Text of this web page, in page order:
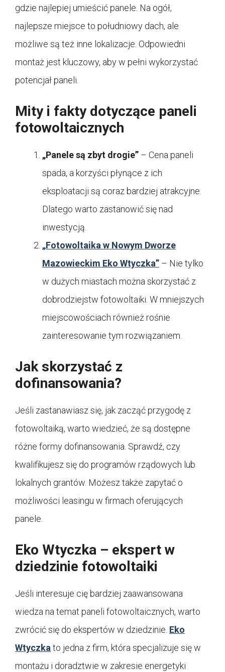
gdzie najlepiej umieścić panele. Na ogół,
najlepsze miejsce to południowy dach, ale
możliwe są też inne lokalizacje. Odpowiedni
montaż jest kluczowy, aby w pełni wykorzystać
potencjał paneli.
Mity i fakty dotyczące paneli
fotowoltaicznych
„Panele są zbyt drogie” – Cena paneli
spada, a korzyści płynące z ich
eksploatacji są coraz bardziej atrakcyjne.
Dlatego warto zastanowić się nad
inwestycją.
„Fotowoltaika w Nowym Dworze
Mazowieckim Eko Wtyczka” – Nie tylko
w dużych miastach można skorzystać z
dobrodziejstw fotowoltaiki. W mniejszych
miejscowościach również rośnie
zainteresowanie tym rozwiązaniem.
Jak skorzystać z
dofinansowania?
Jeśli zastanawiasz się, jak zacząć przygodę z
fotowoltaiką, warto wiedzieć, że są dostępne
różne formy dofinansowania. Sprawdź, czy
kwalifikujesz się do programów rządowych lub
lokalnych grantów. Możesz także zapytać o
możliwości leasingu w firmach oferujących
panele.
Eko Wtyczka – ekspert w
dziedzinie fotowoltaiki
Jeśli interesuje cię bardziej zaawansowana
wiedza na temat paneli fotowoltaicznych, warto
zwrócić się do ekspertów w dziedzinie. Eko
Wtyczkato jedna z firm, która specjalizuje się w
montażu i doradztwie w zakresie energetyki